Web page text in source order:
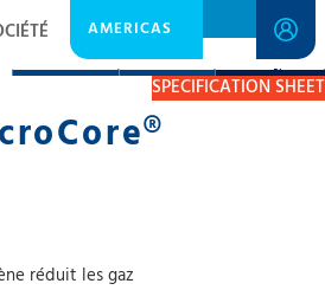
AMERICAS
DESCRIPTIONRESOURCESGET A QUOTE
SPECIFICATION SHEET
réduit les gaz